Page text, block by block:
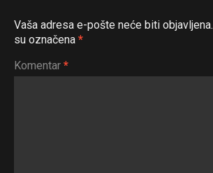
Vaša adresa e-pošte neće biti objavljena.
su označena *
Komentar *